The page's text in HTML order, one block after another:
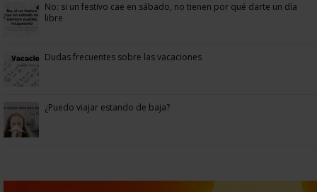
No: si un festivo cae en sábado, no tienen por qué darte un día
libre
Dudas frecuentes sobre las vacaciones
¿Puedo viajar estando de baja?